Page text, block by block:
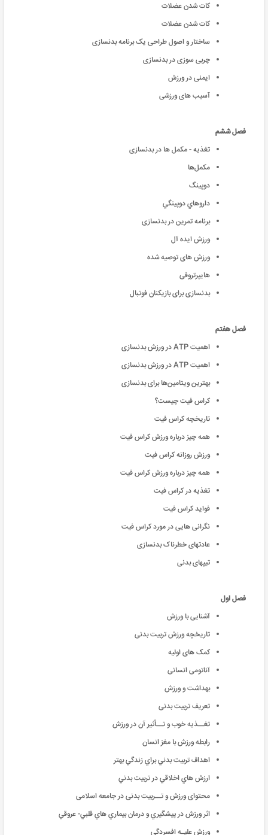
کات شدن عضلات
کات شدن عضلات
ساختار و اصول طراحی یک برنامه بدنسازی
چربی سوزی در بدنسازی
ایمنی در ورزش
آسیب های ورزشی
فصل ششم
تغذیه - مکمل ها در بدنسازی
مکمل‌ها
دوپینگ
داروهاي دوپينگي
برنامه تمرین در بدنسازی
ورزش ایده آل
ورزش های توصیه شده
هایپرتروفی
بدنسازی برای بازیکنان فوتبال
فصل هفتم
اهمیت ATP در ورزش بدنسازی
اهمیت ATP در ورزش بدنسازی
بهترین ویتامین‌ها برای بدنسازی
کراس فیت چیست؟
تاریخچه کراس فیت
همه چیز درباره ورزش کراس فیت
ورزش روزانه کراس فیت
همه چیز درباره ورزش کراس فیت
تغذیه در کراس فیت
فواید کراس فیت
نگرانی هایی در مورد کراس فیت
عادتهای خطرناک بدنسازی
تیپهای بدنی
فصل اول
آشنایی با ورزش
تاریخچه ورزش تربیت بدنی
کمک های اولیه
آناتومی انسانی
بهداشت و ورزش
تعریف تربیت بدنی
تغــذیه خوب و تــأثیر آن در ورزش
رابطه ورزش با مغز انسان
اهداف تربيت بدني براي زندگي بهتر
ارزش هاي اخلاقي در تربيت بدني
محتوای ورزش و تــربیت بدنی در جامعه اسلامی
اثر ورزش در پيشگيري و درمان بيماري هاي قلبي- عروقي
ورزش علیـه افسردگی